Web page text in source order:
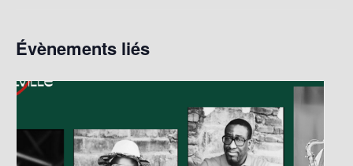
Évènements liés